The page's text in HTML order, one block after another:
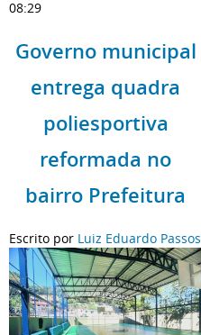
08:29
Governo municipal
entrega quadra
poliesportiva
reformada no
bairro Prefeitura
Escrito por Luiz Eduardo Passos